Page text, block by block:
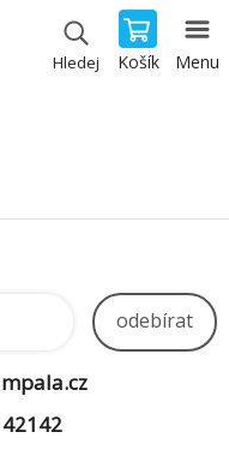
Hledej Košík Menu
odebírat